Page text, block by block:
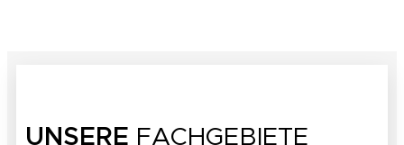
UNSERE FACHGEBIETE